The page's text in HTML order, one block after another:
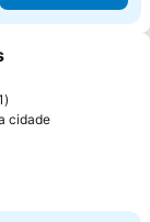
favoritos
cidade